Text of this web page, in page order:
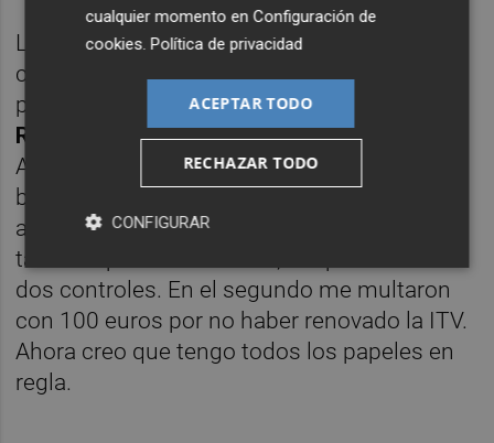
Lo peor de la vieja normalidad ha regresado
con la precisión de un reloj suizo. A las
puertas de otro verano, los policías del iaio
Ribó
vuelven con sus controles en València.
A lo lejos he visto uno en la rotonda del
barrio de San Marcelino; me ha dado tiempo
a desviarme por otra calle. El año pasado,
también por estas fechas, me pararon en
dos controles. En el segundo me multaron
con 100 euros por no haber renovado la ITV.
Ahora creo que tengo todos los papeles en
regla.
cualquier momento enConfiguración de
cookies .Política de privacidad
ACEPTAR TODO
RECHAZAR TODO
CONFIGURAR